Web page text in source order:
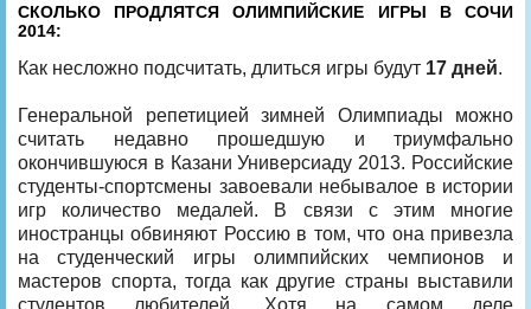
СКОЛЬКО ПРОДЛЯТСЯ ОЛИМПИЙСКИЕ ИГРЫ В СОЧИ
2014:
Как несложно подсчитать, длиться игры будут 17 дней.
Генеральной репетицией зимней Олимпиады можно
считать недавно прошедшую и триумфально
окончившуюся в Казани Универсиаду 2013. Российские
студенты-спортсмены завоевали небывалое в истории
игр количество медалей. В связи с этим многие
иностранцы обвиняют Россию в том, что она привезла
на студенческий игры олимпийских чемпионов и
мастеров спорта, тогда как другие страны выставили
студентов любителей. Хотя на самом деле